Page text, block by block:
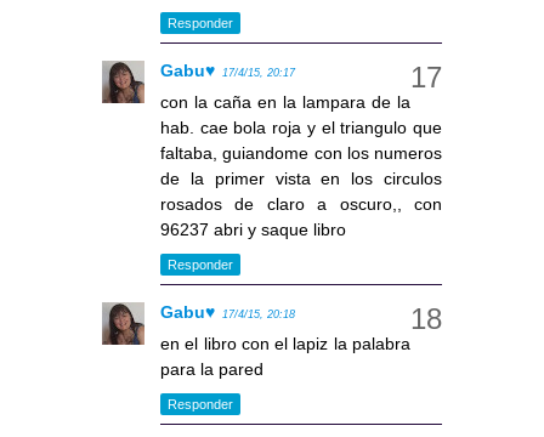
Responder
Gabu♥ 17/4/15, 20:17
con la caña en la lampara de la
hab. cae bola roja y el triangulo que
faltaba, guiandome con los numeros
de la primer vista en los circulos
rosados de claro a oscuro,, con
96237 abri y saque libro
Responder
Gabu♥ 17/4/15, 20:18
en el libro con el lapiz la palabra
para la pared
Responder